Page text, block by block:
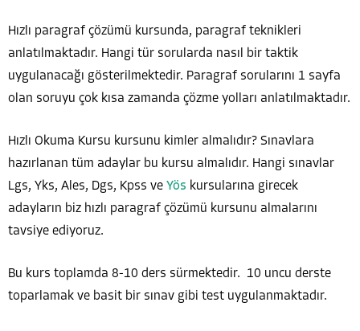
Hızlı paragraf çözümü kursunda, paragraf teknikleri
anlatılmaktadır. Hangi tür sorularda nasıl bir taktik
uygulanacağı gösterilmektedir. Paragraf sorularını 1 sayfa
olan soruyu çok kısa zamanda çözme yolları anlatılmaktadır.
Hızlı Okuma Kursu kursunu kimler almalıdır? Sınavlara
hazırlanan tüm adaylar bu kursu almalıdır. Hangi sınavlar
Lgs, Yks, Ales, Dgs, Kpss ve Yös kursularına girecek
adayların biz hızlı paragraf çözümü kursunu almalarını
tavsiye ediyoruz.
Bu kurs toplamda 8-10 ders sürmektedir. 10 uncu derste
toparlamak ve basit bir sınav gibi test uygulanmaktadır.